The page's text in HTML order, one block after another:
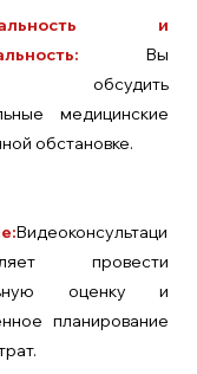
и
Вы
обсудить
медицинские
обстановке.
Видеоконсультаци
провести
оценку и
планирование